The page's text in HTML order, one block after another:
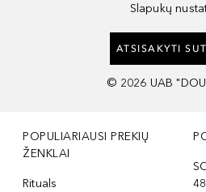
Slapukų
ATSISAKYTI
© 2026 UAB
POPULIARIAUSI PREKIŲ
ŽENKLAI
Rituals
48